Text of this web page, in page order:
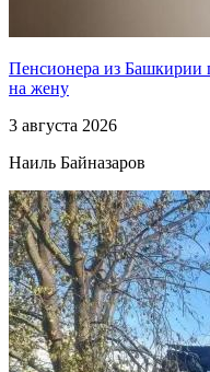
Пенсионера из Башкирии
на жену
3 августа 2026
Наиль Байназаров